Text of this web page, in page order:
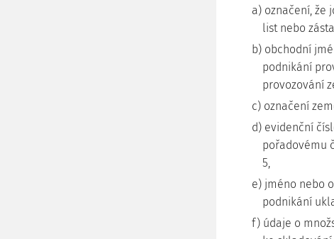
a) označení, že
list nebo
b) obchodní
podnikání
provozování
c) označení
d) evidenční
pořadovému
5,
e) jméno nebo
podnikání
f) údaje o